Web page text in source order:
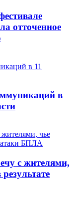
отточенное
в
с жителями,